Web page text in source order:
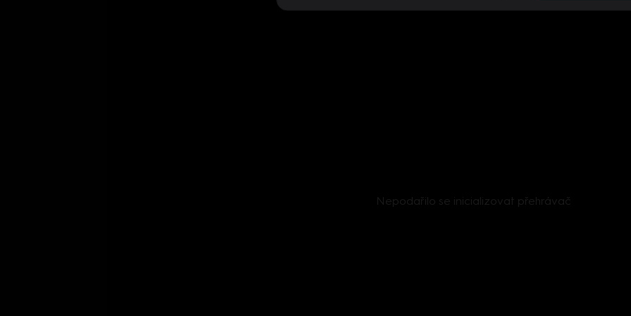
Nepodařilo se inicializovat přehrávač